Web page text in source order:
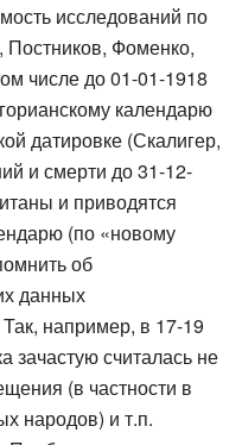
исследований по
Постников, Фоменко,
числе до 01-01-1918
календарю
датировке (Скалигер,
и смерти до 31-12-
и приводятся
(по «новому
об
данных
например, в 17-19
зачастую считалась не
(в частности в
народов) и т.п.